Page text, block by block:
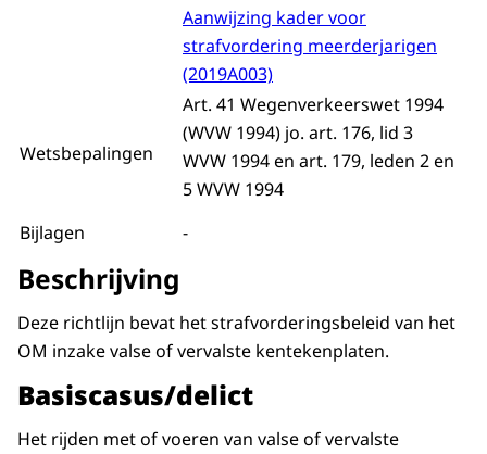
Aanwijzing kader voor
strafvordering meerderjarigen
(2019A003)
Wetsbepalingen
Art. 41 Wegenverkeerswet 1994
(WVW 1994) jo. art. 176, lid 3
WVW 1994 en art. 179, leden 2 en
5 WVW 1994
Bijlagen
-
Beschrijving
Deze richtlijn bevat het strafvorderingsbeleid van het
OM inzake valse of vervalste kentekenplaten.
Basiscasus/delict
Het rijden met of voeren van valse of vervalste